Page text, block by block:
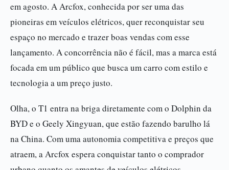
em agosto. A Arcfox, conhecida por ser uma das
pioneiras em veículos elétricos, quer reconquistar seu
espaço no mercado e trazer boas vendas com esse
lançamento. A concorrência não é fácil, mas a marca está
focada em um público que busca um carro com estilo e
tecnologia a um preço justo.
Olha, o T1 entra na briga diretamente com o Dolphin da
BYD e o Geely Xingyuan, que estão fazendo barulho lá
na China. Com uma autonomia competitiva e preços que
atraem, a Arcfox espera conquistar tanto o comprador